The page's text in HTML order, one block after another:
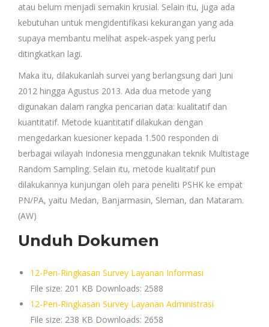
atau belum menjadi semakin krusial. Selain itu, juga ada
kebutuhan untuk mengidentifikasi kekurangan yang ada
supaya membantu melihat aspek-aspek yang perlu
ditingkatkan lagi.
Maka itu, dilakukanlah survei yang berlangsung dari Juni
2012 hingga Agustus 2013. Ada dua metode yang
digunakan dalam rangka pencarian data: kualitatif dan
kuantitatif. Metode kuantitatif dilakukan dengan
mengedarkan kuesioner kepada 1.500 responden di
berbagai wilayah Indonesia menggunakan teknik Multistage
Random Sampling. Selain itu, metode kualitatif pun
dilakukannya kunjungan oleh para peneliti PSHK ke empat
PN/PA, yaitu Medan, Banjarmasin, Sleman, dan Mataram.
(AW)
Unduh Dokumen
12-Pen-Ringkasan Survey Layanan Informasi
File size: 201 KB Downloads: 2588
12-Pen-Ringkasan Survey Layanan Administrasi
File size: 238 KB Downloads: 2658